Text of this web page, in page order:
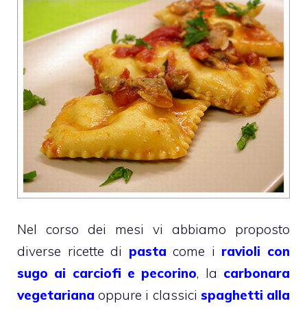
Nel corso dei mesi vi abbiamo proposto
diverse ricette di pasta come i ravioli con
sugo ai carciofi e pecorino, la carbonara
vegetariana oppure i classici spaghetti alla